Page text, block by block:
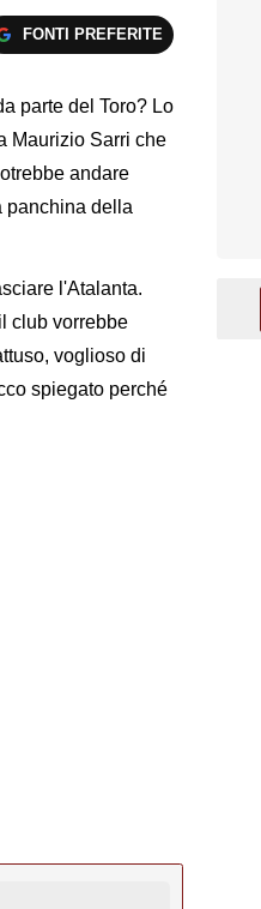
FONTI PREFERITE
parte del Toro? Lo
Maurizio Sarri che
andare
panchina della
l'Atalanta.
club vorrebbe
voglioso di
spiegato perché